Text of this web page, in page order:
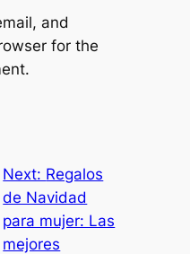
and
for the
Next: Regalos
de Navidad
para mujer: Las
mejores